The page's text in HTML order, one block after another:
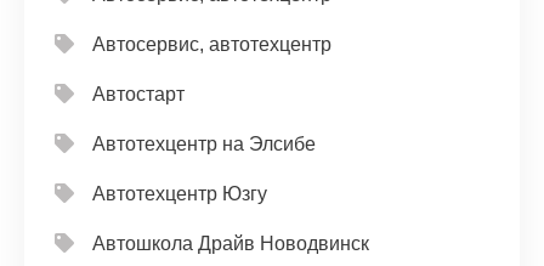
Автосервис, автотехцентр
Автостарт
Автотехцентр на Элсибе
Автотехцентр Юзгу
Автошкола Драйв Новодвинск